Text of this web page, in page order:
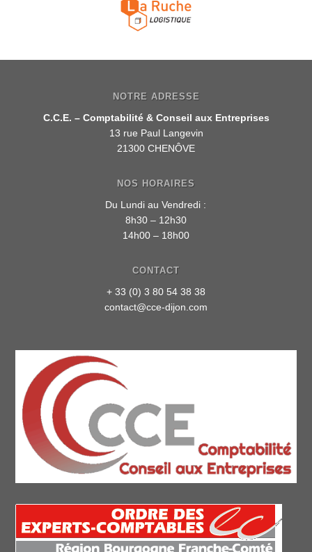
NOTRE ADRESSE
C.C.E. – Comptabilité & Conseil aux Entreprises
13 rue Paul Langevin
21300 CHENÔVE
NOS HORAIRES
Du Lundi au Vendredi :
8h30 – 12h30
14h00 – 18h00
CONTACT
+ 33 (0) 3 80 54 38 38
contact@cce-dijon.com